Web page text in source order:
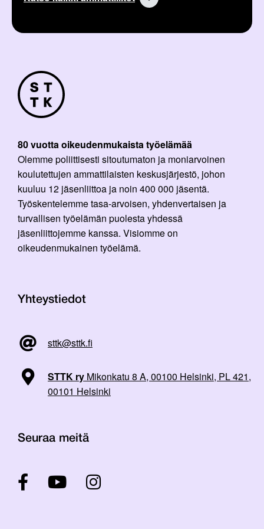
80 vuotta oikeudenmukaista työelämää
Olemme poliittisesti sitoutumaton ja moniarvoinen
koulutettujen ammattilaisten keskusjärjestö, johon
kuuluu 12 jäsenliittoa ja noin 400 000 jäsentä.
Työskentelemme tasa-arvoisen, yhdenvertaisen ja
turvallisen työelämän puolesta yhdessä
jäsenliittojemme kanssa. Visiomme on
oikeudenmukainen työelämä.
Yhteystiedot
sttk@sttk.fi
STTK ry Mikonkatu 8 A, 00100 Helsinki, PL 421,
00101 Helsinki
Seuraa meitä